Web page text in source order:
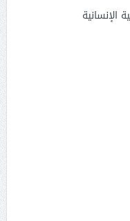
الإنسانية